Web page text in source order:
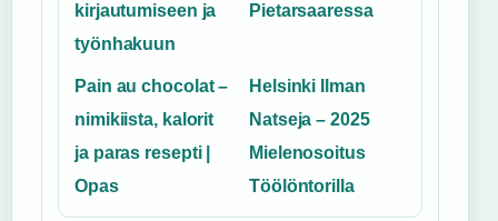
kirjautumiseen ja
työnhakuun
Pietarsaaressa
Pain au chocolat –
nimikiista, kalorit
ja paras resepti |
Opas
Helsinki Ilman
Natseja – 2025
Mielenosoitus
Töölöntorilla